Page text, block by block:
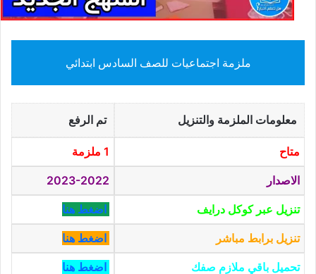
ملزمة اجتماعيات للصف السادس ابتدائي
معلومات الملزمة والتنزيل تم الرفع
متاح 1 ملزمة
الاصدار 2023-2022
تنزيل عبر كوكل درايف اضغط هنا
تنزيل برابط مباشر اضغط هنا
تحميل باقي ملازم صفك اضغط هنا